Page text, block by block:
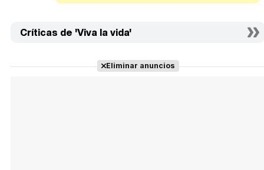
Críticas de 'Viva la vida'
Eliminar anuncios